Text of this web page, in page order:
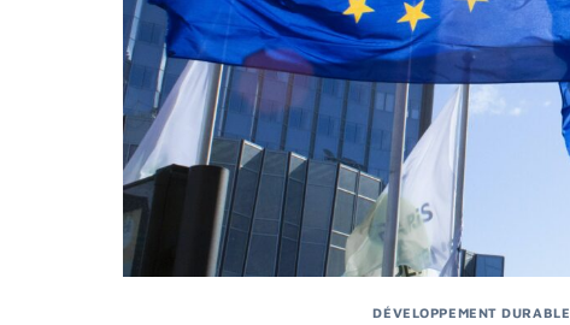
DÉVELOPPEMENT DURABLE